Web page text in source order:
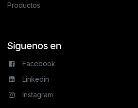
Productos
Síguenos en
Facebook
Linkedin
Instagram